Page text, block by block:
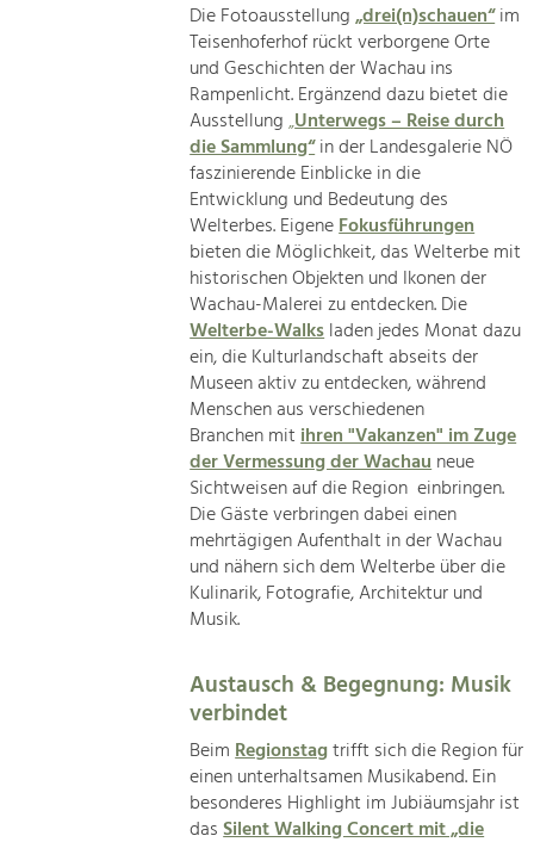
Die Fotoausstellung„drei(n)schauen“im
Teisenhoferhof rückt verborgene Orte
und Geschichten der Wachau ins
Rampenlicht. Ergänzend dazu bietet die
Ausstellung„Unterwegs – Reise durch
die Sammlung“in der Landesgalerie NÖ
faszinierende Einblicke in die
Entwicklung und Bedeutung des
Welterbes. EigeneFokusführungen
bieten die Möglichkeit, das Welterbe mit
historischen Objekten und Ikonen der
Wachau-Malerei zu entdecken. Die
Welterbe-Walksladen jedes Monat dazu
ein, die Kulturlandschaft abseits der
Museen aktiv zu entdecken, während
Menschen aus verschiedenen
Branchen mitihren "Vakanzen" im Zuge
der Vermessung der Wachauneue
Sichtweisen auf die Region einbringen.
Die Gäste verbringen dabei einen
mehrtägigen Aufenthalt in der Wachau
und nähern sich dem Welterbe über die
Kulinarik, Fotografie, Architektur und
Musik.
Austausch & Begegnung: Musik
verbindet
BeimRegionstagtrifft sich die Region für
einen unterhaltsamen Musikabend. Ein
besonderes Highlight im Jubiäumsjahr ist
dasSilent Walking Concert mit „die